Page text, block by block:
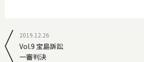
2019.12.26
Vol.9 宝島訴訟
一審判決